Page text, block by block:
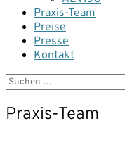
Praxis-Team
Preise
Presse
Kontakt
Suchen
Suchen
nach:
Praxis-Team